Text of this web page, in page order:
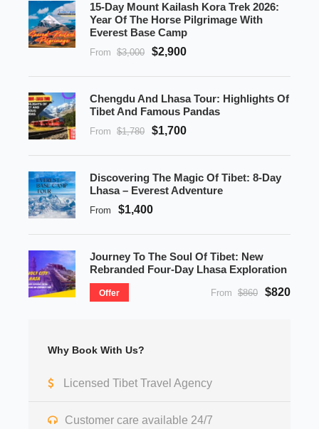
15-Day Mount Kailash Kora Trek 2026:
Year Of The Horse Pilgrimage With
Everest Base Camp
From $3,000 $2,900
Chengdu And Lhasa Tour: Highlights Of
Tibet And Famous Pandas
From $1,780 $1,700
Discovering The Magic Of Tibet: 8-Day
Lhasa – Everest Adventure
From $1,400
Journey To The Soul Of Tibet: New
Rebranded Four-Day Lhasa Exploration
Offer From $860 $820
Why Book With Us?
Licensed Tibet Travel Agency
Customer care available 24/7